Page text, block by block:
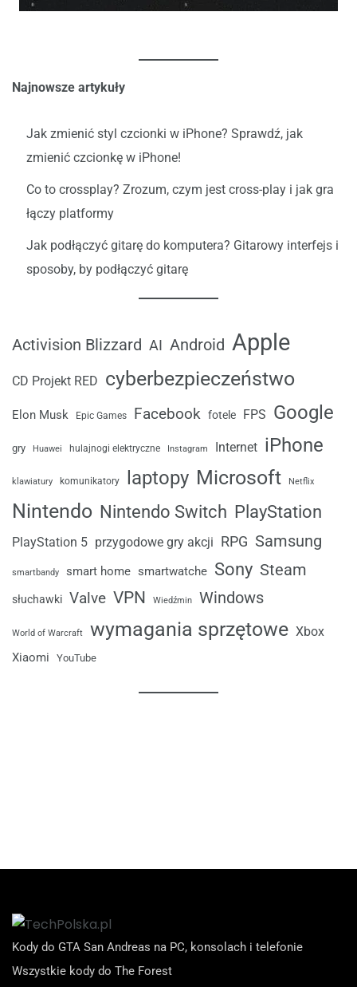
Najnowsze artykuły
Jak zmienić styl czcionki w iPhone? Sprawdź, jak
zmienić czcionkę w iPhone!
Co to crossplay? Zrozum, czym jest cross-play i jak gra
łączy platformy
Jak podłączyć gitarę do komputera? Gitarowy interfejs i
sposoby, by podłączyć gitarę
Activision Blizzard AI Android Apple
CD Projekt RED cyberbezpieczeństwo
Elon Musk Epic Games Facebook fotele FPS Google
gry Huawei hulajnogi elektryczne Instagram Internet iPhone
klawiatury komunikatory laptopy Microsoft Netflix
Nintendo Nintendo Switch PlayStation
PlayStation 5 przygodowe gry akcji RPG Samsung
smartbandy smart home smartwatche Sony Steam
słuchawki Valve VPN Wiedźmin Windows
World of Warcraft wymagania sprzętowe Xbox
Xiaomi YouTube
Kody do GTA San Andreas na PC, konsolach i telefonie
Wszystkie kody do The Forest